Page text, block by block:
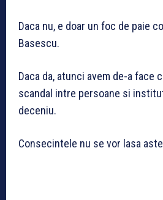
Daca nu, e doar un foc de paie
Basescu.
Daca da, atunci avem de-a face
scandal intre persoane si
deceniu.
Consecintele nu se vor lasa